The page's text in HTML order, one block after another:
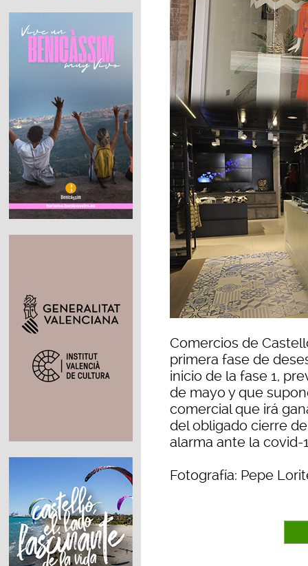
Comercios de
primera fase de
inicio de la fase 1,
de mayo y que
comercial que irá
del obligado cierre
alarma ante la covid-
Fotografía: Pepe